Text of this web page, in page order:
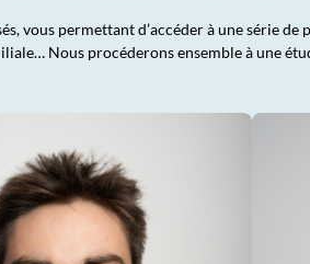
vous permettant d’accéder à une série
Nous procéderons ensemble à une